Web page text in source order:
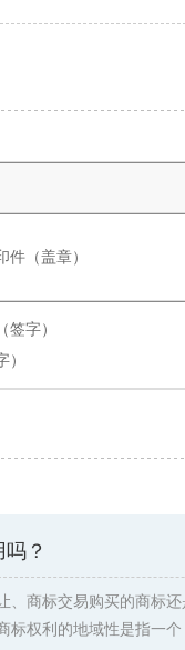
（盖章）
字）
？
、商标交易购买的商标
标权利的地域性是指一